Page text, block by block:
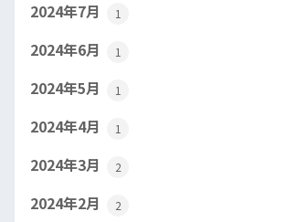
2024年7月 1
2024年6月 1
2024年5月 1
2024年4月 1
2024年3月 2
2024年2月 2